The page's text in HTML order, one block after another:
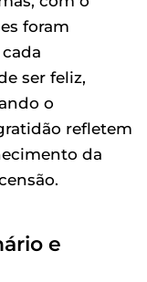
foram
ser feliz,
o
refletem
da
e